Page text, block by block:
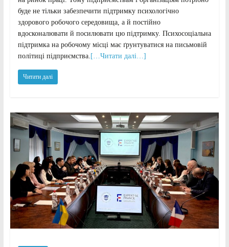
буде не тільки забезпечити підтримку психологічно
здорового робочого середовища, а й постійно
вдосконалювати й посилювати цю підтримку. Психосоціальна
підтримка на робочому місці має ґрунтуватися на письмовій
політиці підприємства. […Читати далі…]
Читати далі